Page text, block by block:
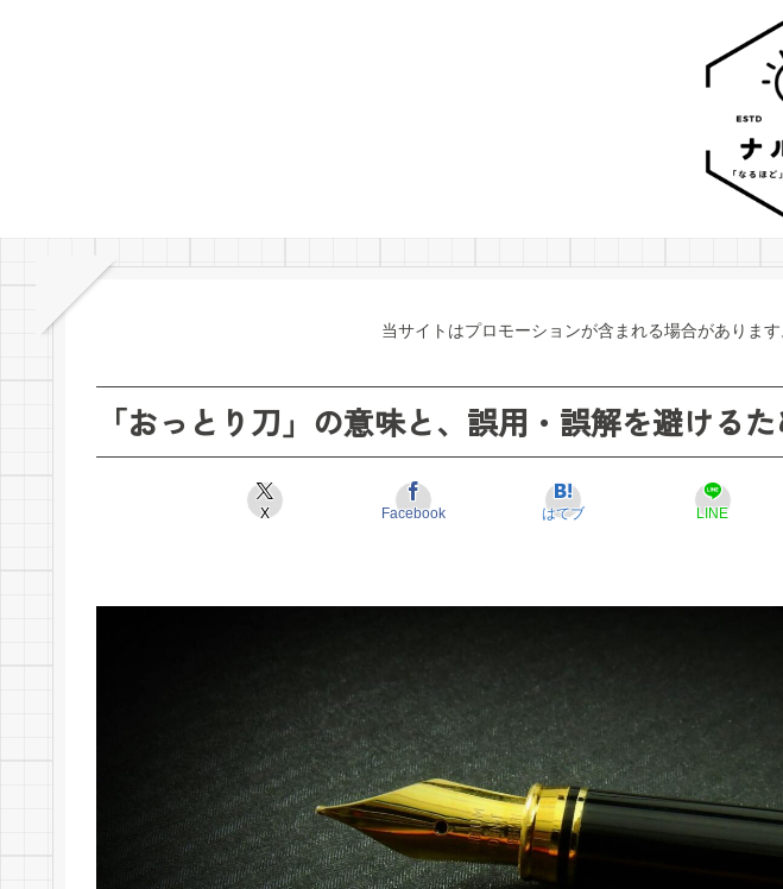
当サイトはプロモーションが含まれる場合があります
「おっとり刀」の意味と、誤用・誤解を避ける
X Facebook はてブ LINE